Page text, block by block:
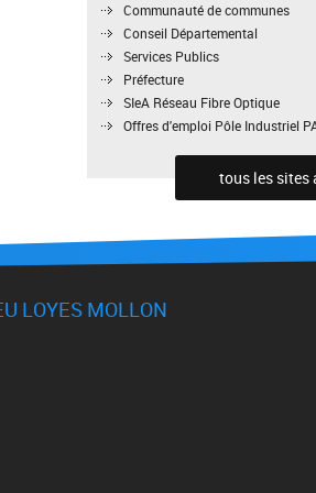
Communauté de communes
Conseil Départemental
Services Publics
Préfecture
SIeA Réseau Fibre Optique
Offres d'emploi Pôle Industriel
tous les sites
LOYES MOLLON